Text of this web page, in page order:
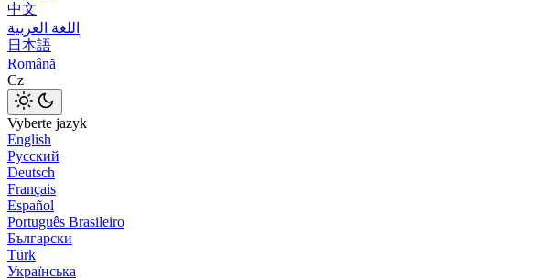
中文
اللغة العربية
日本語
Română
Cz
Vyberte jazyk
English
Русский
Deutsch
Français
Español
Português Brasileiro
Български
Türk
Українська